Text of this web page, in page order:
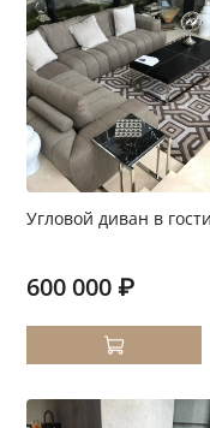
Угловой диван в
600 000 ₽